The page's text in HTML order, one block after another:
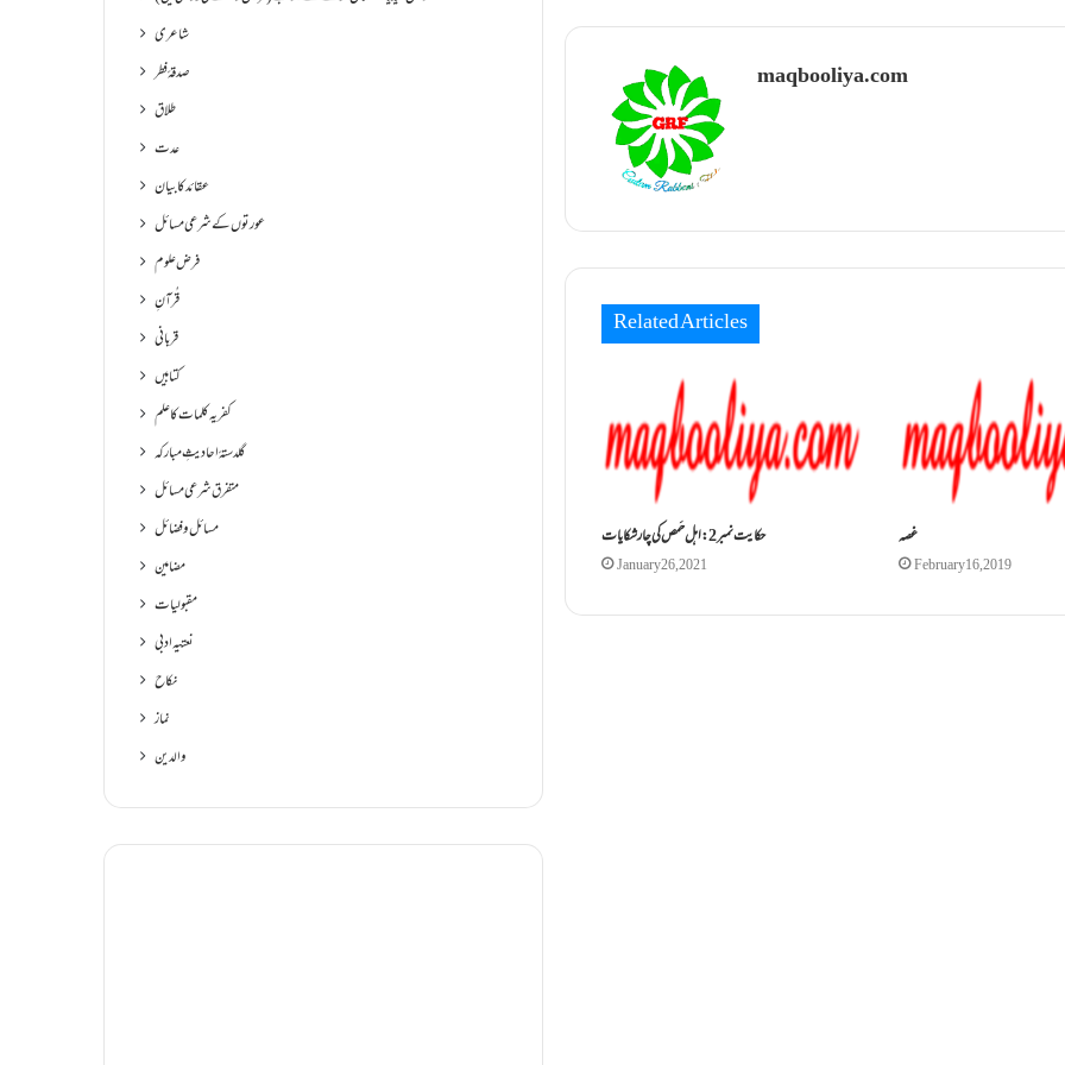
maqbooliya.com
Related Articles
حکایت نمبر2: اہل حَمص کی چارشکایات
January 26, 2021
غصہ
February 16, 2019
شاعری
صدقۂ فطر
طلاق
عدت
عقائد کا بیان
عورتوں کے شرعی مسائل
فرض علوم
قُرآنِ
قربانی
کتابیں
کفریہ کلمات کا علم
گلدستۂ احادیثِ مبارکہ
متفرق شرعی مسائل
مسائل و فضائل
مضامین
مقبولیات
نعتیہ ادبی
نکاح
نماز
والدین